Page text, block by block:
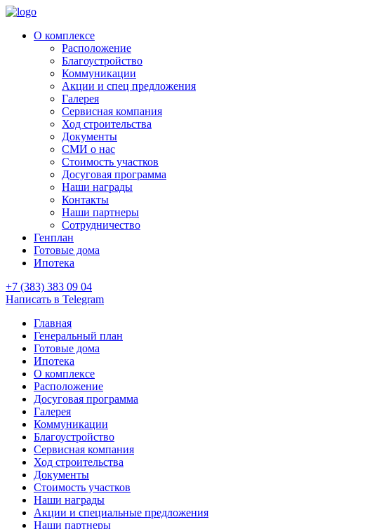
О комплексе
Расположение
Благоустройство
Коммуникации
Акции и спец предложения
Галерея
Сервисная компания
Ход строительства
Документы
СМИ о нас
Стоимость участков
Досуговая программа
Наши награды
Контакты
Наши партнеры
Сотрудничество
Генплан
Готовые дома
Ипотека
+7 (383) 383 09 04
Написать в Telegram
Главная
Генеральный план
Готовые дома
Ипотека
О комплексе
Расположение
Досуговая программа
Галерея
Коммуникации
Благоустройство
Сервисная компания
Ход строительства
Документы
Стоимость участков
Наши награды
Акции и специальные предложения
Наши партнеры